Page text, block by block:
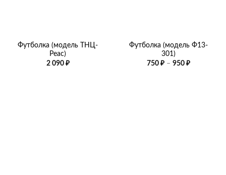
Футболка (модель ТНЦ-
Peac)
2 090 ₽
Футболка (модель Ф13-
301)
750 ₽ – 950 ₽Диапазон